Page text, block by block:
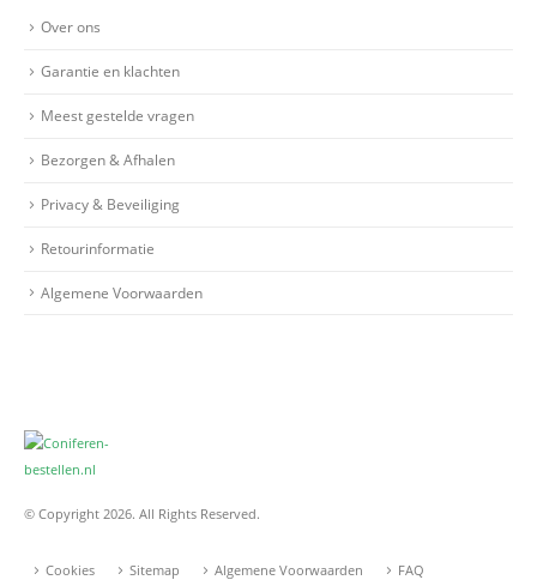
Over ons
Garantie en klachten
Meest gestelde vragen
Bezorgen & Afhalen
Privacy & Beveiliging
Retourinformatie
Algemene Voorwaarden
© Copyright 2026. All Rights Reserved.
Cookies Sitemap Algemene Voorwaarden FAQ